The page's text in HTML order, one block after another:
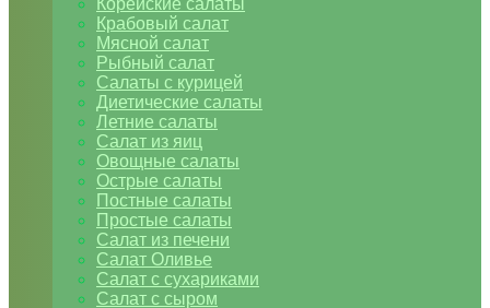
Корейские салаты
Крабовый салат
Мясной салат
Рыбный салат
Салаты с курицей
Диетические салаты
Летние салаты
Салат из яиц
Овощные салаты
Острые салаты
Постные салаты
Простые салаты
Салат из печени
Салат Оливье
Салат с сухариками
Салат с сыром